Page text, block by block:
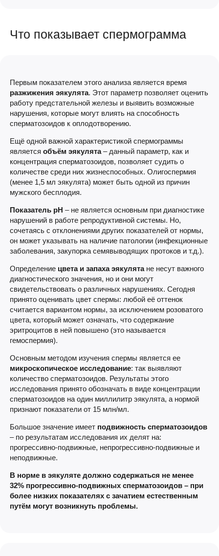
Что показывает спермограмма
Первым показателем этого анализа является время
разжижения эякулята. Этот параметр позволяет оценить
работу предстательной железы и выявить возможные
нарушения, которые могут влиять на способность
сперматозоидов к оплодотворению.
Ещё одной важной характеристикой спермограммы
является объём эякулята– данный параметр, как и
концентрация сперматозоидов, позволяет судить о
количестве среди них жизнеспособных. Олигоспермия
(менее 1,5 мл эякулята) может быть одной из причин
мужского бесплодия.
Показатель pH – не является основным при диагностике
нарушений в работе репродуктивной системы. Но,
сочетаясь с отклонениями других показателей от нормы,
он может указывать на наличие патологии (инфекционные
заболевания, закупорка семявыводящих протоков и т.д.).
Определение цвета и запаха эякулятане несут важного
диагностического значения, но и они могут
свидетельствовать о различных нарушениях. Сегодня
принято оценивать цвет спермы: любой её оттенок
считается вариантом нормы, за исключением розоватого
цвета, который может означать, что содержание
эритроцитов в ней повышено (это называется
гемоспермия).
Основным методом изучения спермы является ее
микроскопическое исследование: так выявляют
количество сперматозоидов. Результаты этого
исследования принято обозначать в виде концентрации
сперматозоидов на один миллилитр эякулята, а нормой
признают показатели от 15 млн/мл.
Большое значение имеет подвижность сперматозоидов
– по результатам исследования их делят на:
прогрессивно-подвижные, непрогрессивно-подвижные и
неподвижные.
В норме в эякуляте должно содержаться не менее
32% прогрессивно-подвижных сперматозоидов – при
более низких показателях с зачатием естественным
путём могут возникнуть проблемы.